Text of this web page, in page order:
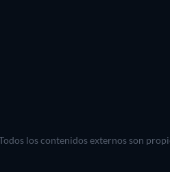
los contenidos externos son